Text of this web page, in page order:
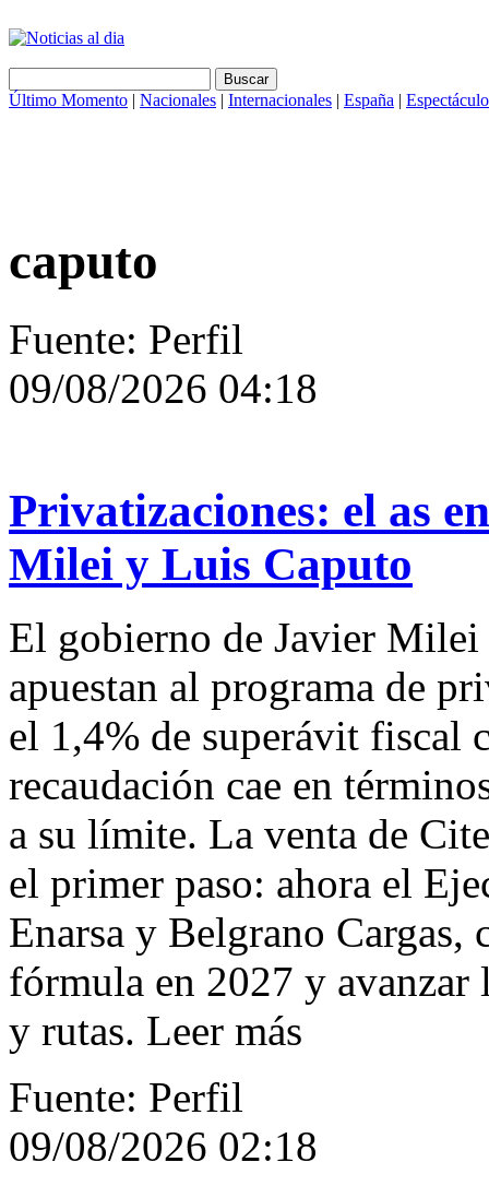
Último Momento | Nacionales | Internacionales | España |
caputo
Fuente: Perfil
09/08/2026 04:18
Privatizaciones: el as
Milei y Luis Caputo
El gobierno de Javier
apuestan al programa de
el 1,4% de superávit fiscal
recaudación cae en
a su límite. La venta de
el primer paso: ahora el
Enarsa y Belgrano Cargas,
fórmula en 2027 y avanzar
y rutas. Leer más
Fuente: Perfil
09/08/2026 02:18